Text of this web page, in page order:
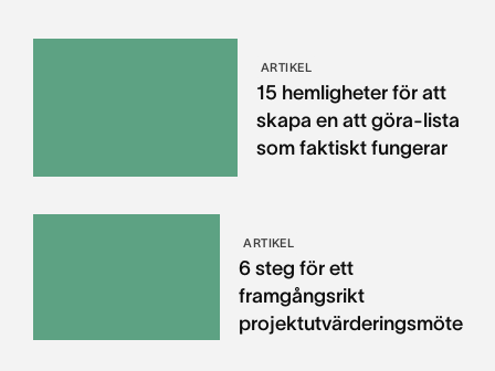
ARTIKEL
15 hemligheter för att
skapa en att göra-lista
som faktiskt fungerar
ARTIKEL
6 steg för ett
framgångsrikt
projektutvärderingsmöte